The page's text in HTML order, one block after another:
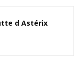
d Astérix